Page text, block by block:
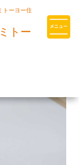
トーヨー住
トー